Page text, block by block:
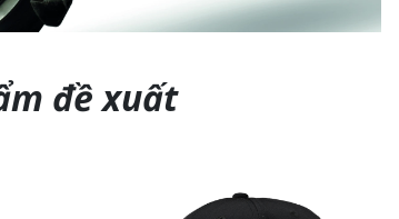
đề xuất